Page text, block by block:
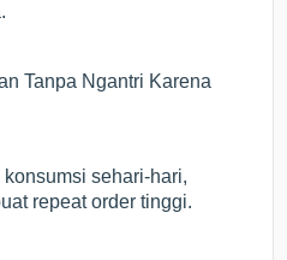
Tanpa Ngantri Karena
sehari-hari,
repeat order tinggi.